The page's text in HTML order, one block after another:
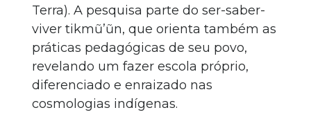
Terra). A pesquisa parte do ser-saber-
viver tikmũ’ũn, que orienta também as
práticas pedagógicas de seu povo,
revelando um fazer escola próprio,
diferenciado e enraizado nas
cosmologias indígenas.